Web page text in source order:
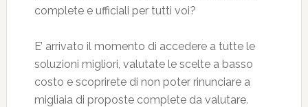
complete e ufficiali per tutti voi?
E’ arrivato il momento di accedere a tutte le
soluzioni migliori, valutate le scelte a basso
costo e scoprirete di non poter rinunciare a
migliaia di proposte complete da valutare.